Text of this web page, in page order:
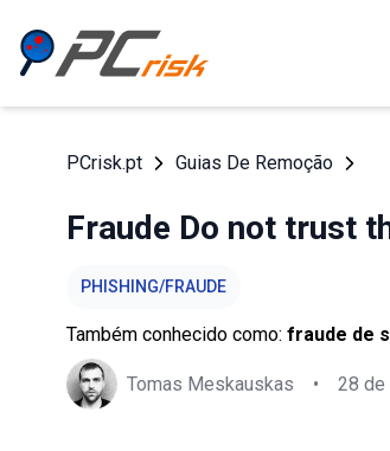
PCrisk.pt Guias De Remoção
Fraude Do not trust
PHISHING/FRAUDE
Também conhecido como: fraude de
Tomas Meskauskas • 28 de